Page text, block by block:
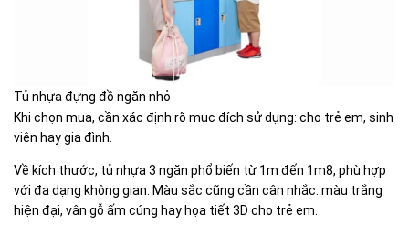
Tủ nhựa đựng đồ ngăn nhỏ
Khi chọn mua, cần xác định rõ mục đích sử dụng: cho trẻ em, sinh
viên hay gia đình.
Về kích thước, tủ nhựa 3 ngăn phổ biến từ 1m đến 1m8, phù hợp
với đa dạng không gian. Màu sắc cũng cần cân nhắc: màu trắng
hiện đại, vân gỗ ấm cúng hay họa tiết 3D cho trẻ em.